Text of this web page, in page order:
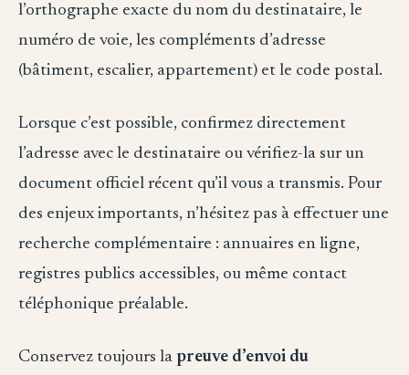
l’orthographe exacte du nom du destinataire, le
numéro de voie, les compléments d’adresse
(bâtiment, escalier, appartement) et le code postal.
Lorsque c’est possible, confirmez directement
l’adresse avec le destinataire ou vérifiez-la sur un
document officiel récent qu’il vous a transmis. Pour
des enjeux importants, n’hésitez pas à effectuer une
recherche complémentaire : annuaires en ligne,
registres publics accessibles, ou même contact
téléphonique préalable.
Conservez toujours la preuve d’envoi du